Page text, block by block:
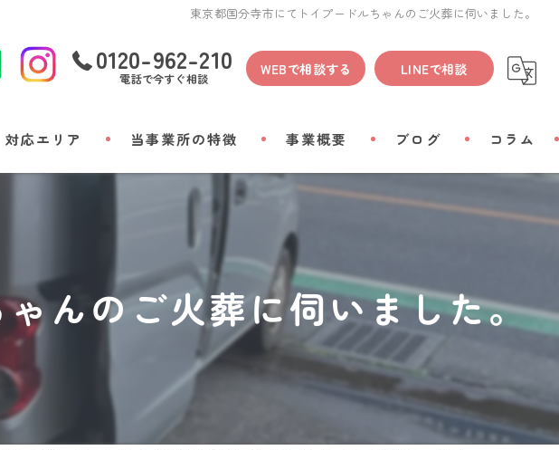
東京都国分寺市にてトイプードルちゃんのご火葬に伺いました。
0120-962-210
電話で今すぐ相談
WEBで相談する LINEで相談
対応エリア 当事業所の特徴
小動物
立ち会い
メモリアルグッズ
事業概要 ブログ コラム
んのご火葬に伺いました。